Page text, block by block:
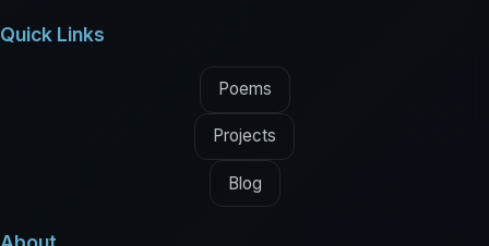
Quick Links
Poems
Projects
Blog